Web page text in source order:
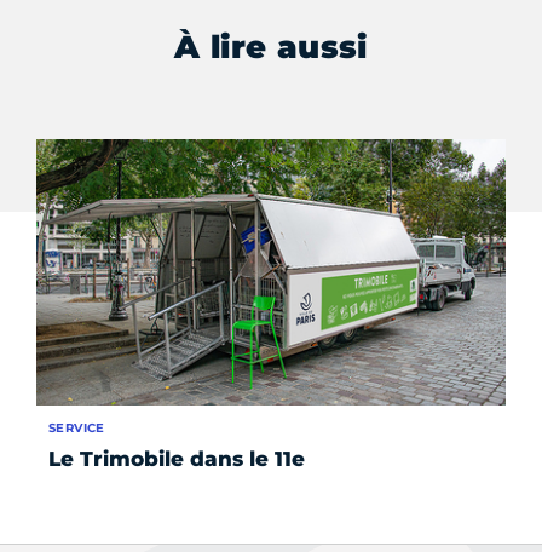
À lire aussi
Le Trimobile dans le 11e
SERVICE